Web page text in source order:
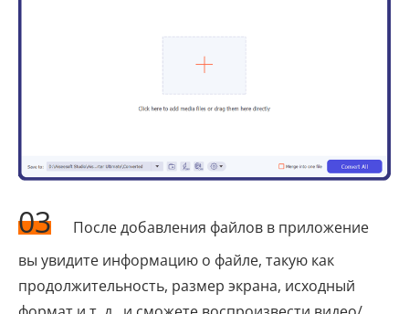
03
После добавления файлов в приложение
вы увидите информацию о файле, такую ​​как
продолжительность, размер экрана, исходный